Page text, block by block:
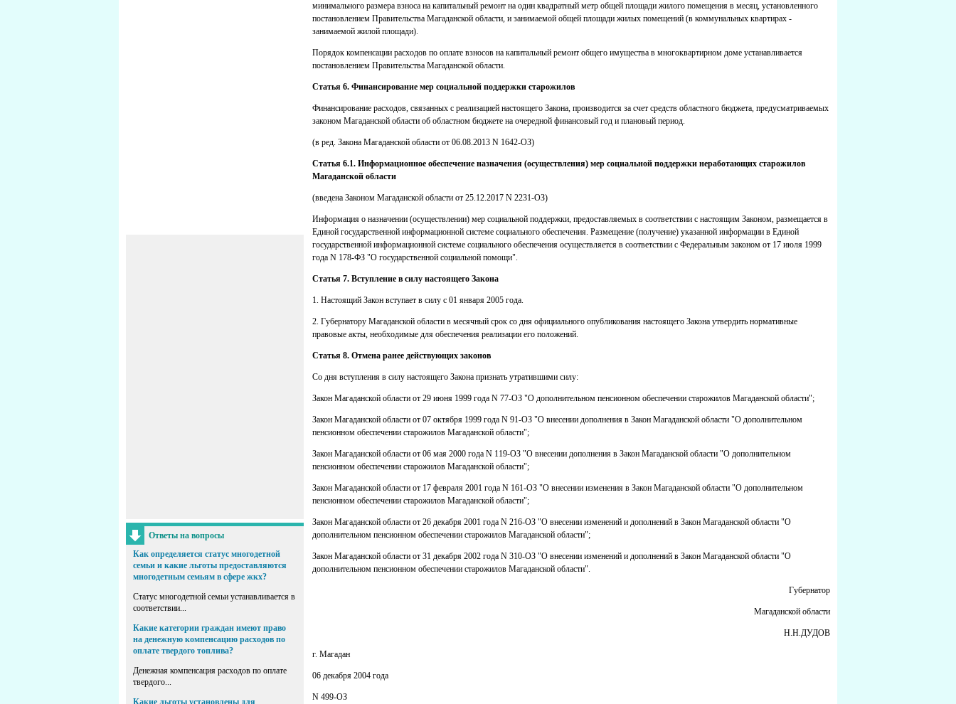
Ответы на вопросы
Как определяется статус многодетной
семьи и какие льготы предоставляются
многодетным семьям в сфере жкх?
Статус многодетной семьи устанавливается в
соответствии...
Какие категории граждан имеют право
на денежную компенсацию расходов по
оплате твердого топлива?
Денежная компенсация расходов по оплате
твердого...
Какие льготы установлены для
минимального размера взноса на капитальный ремонт на один квадратный метр общей площади жилого помещения в месяц, установленного
постановлением Правительства Магаданской области, и занимаемой общей площади жилых помещений (в коммунальных квартирах -
занимаемой жилой площади).
Порядок компенсации расходов по оплате взносов на капитальный ремонт общего имущества в многоквартирном доме устанавливается
постановлением Правительства Магаданской области.
Статья 6. Финансирование мер социальной поддержки старожилов
Финансирование расходов, связанных с реализацией настоящего Закона, производится за счет средств областного бюджета, предусматриваемых
законом Магаданской области об областном бюджете на очередной финансовый год и плановый период.
(в ред. Закона Магаданской области от 06.08.2013 N 1642-ОЗ)
Статья 6.1. Информационное обеспечение назначения (осуществления) мер социальной поддержки неработающих старожилов
Магаданской области
(введена Законом Магаданской области от 25.12.2017 N 2231-ОЗ)
Информация о назначении (осуществлении) мер социальной поддержки, предоставляемых в соответствии с настоящим Законом, размещается в
Единой государственной информационной системе социального обеспечения. Размещение (получение) указанной информации в Единой
государственной информационной системе социального обеспечения осуществляется в соответствии с Федеральным законом от 17 июля 1999
года N 178-ФЗ "О государственной социальной помощи".
Статья 7. Вступление в силу настоящего Закона
1. Настоящий Закон вступает в силу с 01 января 2005 года.
2. Губернатору Магаданской области в месячный срок со дня официального опубликования настоящего Закона утвердить нормативные
правовые акты, необходимые для обеспечения реализации его положений.
Статья 8. Отмена ранее действующих законов
Со дня вступления в силу настоящего Закона признать утратившими силу:
Закон Магаданской области от 29 июня 1999 года N 77-ОЗ "О дополнительном пенсионном обеспечении старожилов Магаданской области";
Закон Магаданской области от 07 октября 1999 года N 91-ОЗ "О внесении дополнения в Закон Магаданской области "О дополнительном
пенсионном обеспечении старожилов Магаданской области";
Закон Магаданской области от 06 мая 2000 года N 119-ОЗ "О внесении дополнения в Закон Магаданской области "О дополнительном
пенсионном обеспечении старожилов Магаданской области";
Закон Магаданской области от 17 февраля 2001 года N 161-ОЗ "О внесении изменения в Закон Магаданской области "О дополнительном
пенсионном обеспечении старожилов Магаданской области";
Закон Магаданской области от 26 декабря 2001 года N 216-ОЗ "О внесении изменений и дополнений в Закон Магаданской области "О
дополнительном пенсионном обеспечении старожилов Магаданской области";
Закон Магаданской области от 31 декабря 2002 года N 310-ОЗ "О внесении изменений и дополнений в Закон Магаданской области "О
дополнительном пенсионном обеспечении старожилов Магаданской области".
Губернатор
Магаданской области
Н.Н.ДУДОВ
г. Магадан
06 декабря 2004 года
N 499-ОЗ